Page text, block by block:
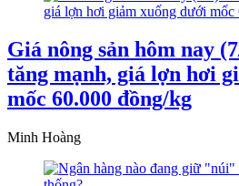
Giá nông sản hôm nay
tăng mạnh, giá lợn hơi
mốc 60.000 đồng/kg
Minh Hoàng